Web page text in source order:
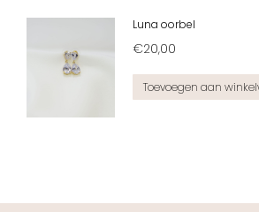
Luna oorbel
€20,00
Toevoegen aan